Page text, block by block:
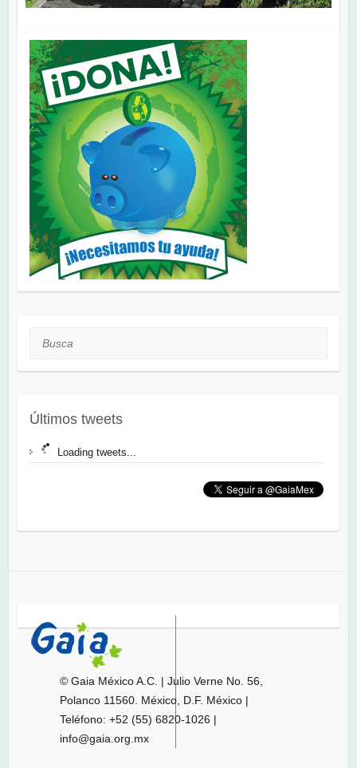
Busca
Últimos tweets
Loading tweets...
© Gaia México A.C. | Julio Verne No. 56,
Polanco 11560. México, D.F. México |
Teléfono: +52 (55) 6820-1026 |
info@gaia.org.mx